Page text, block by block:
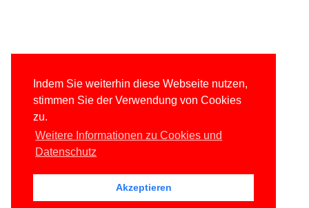
Indem Sie weiterhin diese Webseite nutzen,
stimmen Sie der Verwendung von Cookies
zu.
Weitere Informationen zu Cookies und
Datenschutz
Akzeptieren